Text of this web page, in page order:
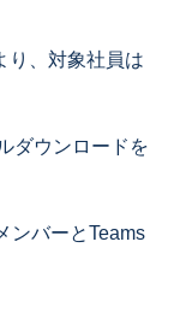
り、対象社員は
ダウンロードを
ンバーとTeams